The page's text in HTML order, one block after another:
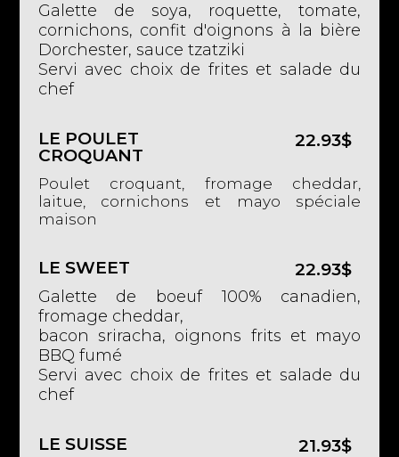
Galette de soya, roquette, tomate,
cornichons, confit d'oignons à la bière
Dorchester, sauce tzatziki
Servi avec choix de frites et salade du
chef
LE POULET
CROQUANT
Poulet croquant, fromage cheddar,
laitue, cornichons et mayo spéciale
maison
22.93$
LE SWEET
Galette de boeuf 100% canadien,
fromage cheddar,
bacon sriracha, oignons frits et mayo
BBQ fumé
Servi avec choix de frites et salade du
chef
22.93$
LE SUISSE 21.93$